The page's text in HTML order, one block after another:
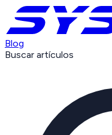
Blog
Buscar artículos